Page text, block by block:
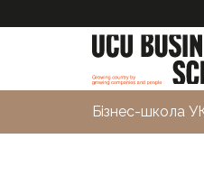
Бізнес-школа